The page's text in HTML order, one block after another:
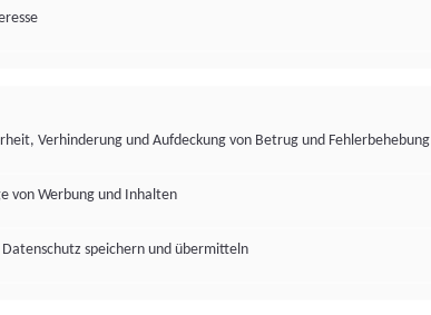
Verhinderung und Aufdeckung von Betrug und Fehlerbehebung
von Werbung und Inhalten
speichern und übermitteln